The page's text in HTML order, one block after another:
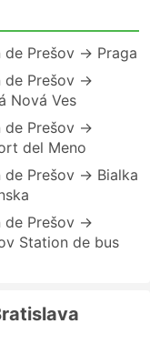
de Prešov → Praga
de Prešov →
Nová Ves
de Prešov →
del Meno
de Prešov → Bialka
de Prešov →
Station de bus